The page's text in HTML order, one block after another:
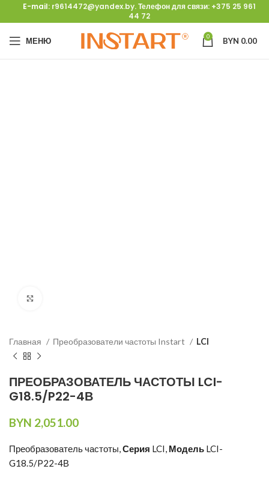
E-mail: r9614472@yandex.by. Телефон для связи: +375 25 961
44 72
МЕНЮ 0 BYN 0.00
Главная Преобразователи частоты Instart LCI
ПРЕОБРАЗОВАТЕЛЬ ЧАСТОТЫ LCI-
G18.5/P22-4В
BYN 2,051.00
Преобразователь частоты,Серия LCI, Модель LCI-
G18.5/P22-4В